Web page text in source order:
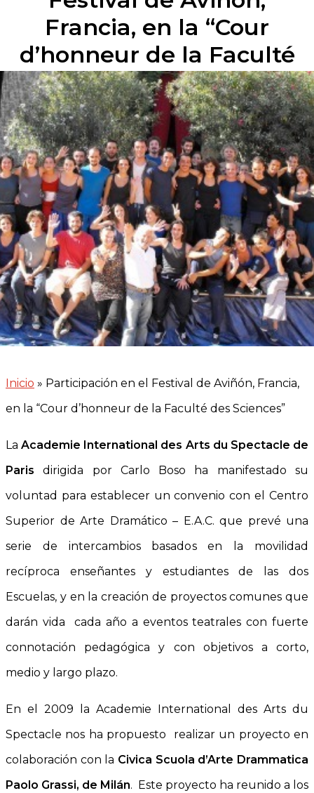
Francia, en la “Cour
d’honneur de la Faculté
des Sciences”
Inicio » Participación en el Festival de Aviñón, Francia,
en la “Cour d’honneur de la Faculté des Sciences”
LaAcademie International des Arts du Spectacle de
Parisdirigida por Carlo Boso ha manifestado su
voluntad para establecer un convenio con el Centro
Superior de Arte Dramático – E.A.C. que prevé una
serie de intercambios basados en la movilidad
recíproca enseñantes y estudiantes de las dos
Escuelas, y en la creación de proyectos comunes que
darán vida cada año a eventos teatrales con fuerte
connotación pedagógica y con objetivos a corto,
medio y largo plazo.
En el 2009 la Academie International des Arts du
Spectacle nos ha propuesto realizar un proyecto en
colaboración con la Civica Scuola d’Arte Drammatica
Paolo Grassi, de Milán. Este proyecto ha reunido a los